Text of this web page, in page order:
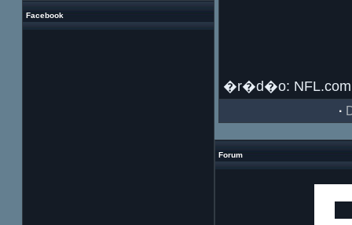
Facebook
�r�d�o: NFL.com
·
Forum